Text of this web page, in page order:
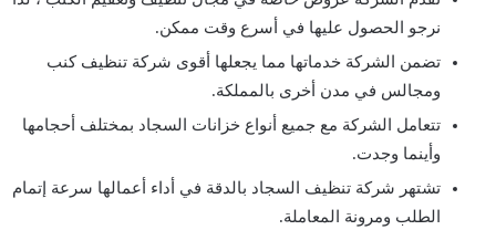
نرجو الحصول عليها في أسرع وقت ممكن.
تضمن الشركة خدماتها مما يجعلها أقوى شركة تنظيف كنب
ومجالس في مدن أخرى بالمملكة.
تتعامل الشركة مع جميع أنواع خزانات السجاد بمختلف أحجامها
وأينما وجدت.
تشتهر شركة تنظيف السجاد بالدقة في أداء أعمالها سرعة إتمام
الطلب ومرونة المعاملة.